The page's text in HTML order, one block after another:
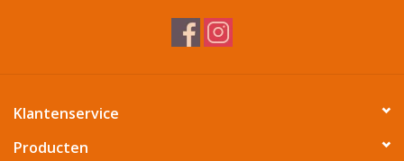
Klantenservice
Producten